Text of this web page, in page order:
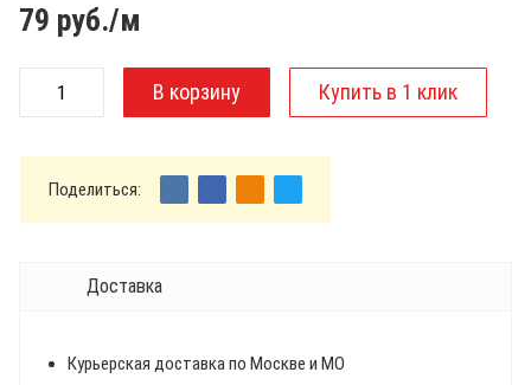
л
г
79 руб./м
Поделиться:
Доставка
Курьерская доставка по Москве и МО